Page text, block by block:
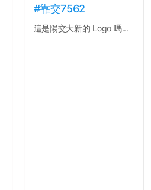
#靠交7562
這是陽交大新的 Logo 嗎...